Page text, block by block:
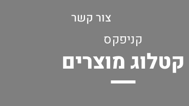
צור קשר
קניפקס
קטלוג מוצרים